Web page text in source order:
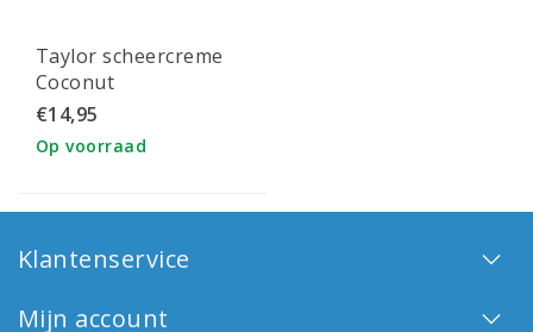
Taylor scheercreme
Coconut
€14,95
Op voorraad
Klantenservice
Mijn account